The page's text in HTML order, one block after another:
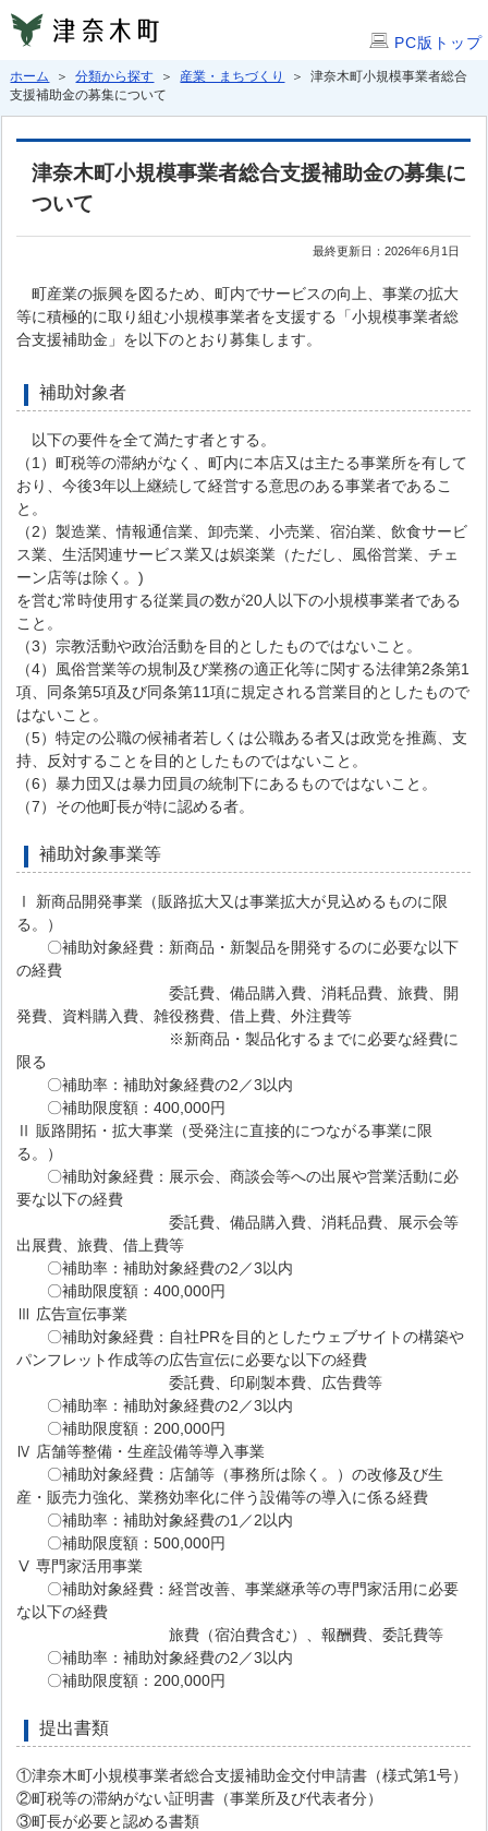
PC版トップ
ホーム ＞分類から探す ＞ 産業・まちづくり
＞ 津奈木町小規模事業者総合
支援補助金の募集について
津奈木町小規模事業者総合支援補助金の募集に
ついて
最終更新日：2026年6月1日
町産業の振興を図るため、町内でサービスの向上、事業の拡大
等に積極的に取り組む小規模事業者を支援する「小規模事業者総
合支援補助金」を以下のとおり募集します。
補助対象者
以下の要件を全て満たす者とする。
（1）町税等の滞納がなく、町内に本店又は主たる事業所を有して
おり、今後3年以上継続して経営する意思のある事業者であるこ
と。
（2）製造業、情報通信業、卸売業、小売業、宿泊業、飲食サービ
ス業、生活関連サービス業又は娯楽業（ただし、風俗営業、チェ
ーン店等は除く。)
を営む常時使用する従業員の数が20人以下の小規模事業者である
こと。
（3）宗教活動や政治活動を目的としたものではないこと。
（4）風俗営業等の規制及び業務の適正化等に関する法律第2条第1
項、同条第5項及び同条第11項に規定される営業目的としたもので
はないこと。
（5）特定の公職の候補者若しくは公職ある者又は政党を推薦、支
持、反対することを目的としたものではないこと。
（6）暴力団又は暴力団員の統制下にあるものではないこと。
（7）その他町長が特に認める者。
補助対象事業等
Ⅰ 新商品開発事業（販路拡大又は事業拡大が見込めるものに限
る。）
〇補助対象経費：新商品・新製品を開発するのに必要な以下
の経費
委託費、備品購入費、消耗品費、旅費、開
発費、資料購入費、雑役務費、借上費、外注費等
※新商品・製品化するまでに必要な経費に
限る
〇補助率：補助対象経費の2／3以内
〇補助限度額：400,000円
Ⅱ 販路開拓・拡大事業（受発注に直接的につながる事業に限
る。）
〇補助対象経費：展示会、商談会等への出展や営業活動に必
要な以下の経費
委託費、備品購入費、消耗品費、展示会等
出展費、旅費、借上費等
〇補助率：補助対象経費の2／3以内
〇補助限度額：400,000円
Ⅲ 広告宣伝事業
〇補助対象経費：自社PRを目的としたウェブサイトの構築や
パンフレット作成等の広告宣伝に必要な以下の経費
委託費、印刷製本費、広告費等
〇補助率：補助対象経費の2／3以内
〇補助限度額：200,000円
Ⅳ 店舗等整備・生産設備等導入事業
〇補助対象経費：店舗等（事務所は除く。）の改修及び生
産・販売力強化、業務効率化に伴う設備等の導入に係る経費
〇補助率：補助対象経費の1／2以内
〇補助限度額：500,000円
Ⅴ 専門家活用事業
〇補助対象経費：経営改善、事業継承等の専門家活用に必要
な以下の経費
旅費（宿泊費含む）、報酬費、委託費等
〇補助率：補助対象経費の2／3以内
〇補助限度額：200,000円
提出書類
①津奈木町小規模事業者総合支援補助金交付申請書（様式第1号）
②町税等の滞納がない証明書（事業所及び代表者分）
③町長が必要と認める書類